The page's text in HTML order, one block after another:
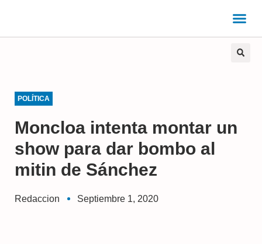
POLÍTICA
Moncloa intenta montar un
show para dar bombo al
mitin de Sánchez
Redaccion Septiembre 1, 2020